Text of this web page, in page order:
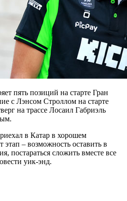
пять позиций на старте Гран
с Лэнсом Строллом на старте
на трассе Лосаил Габриэль
в Катар в хорошем
этап – возможность оставить в
постараться сложить вместе все
уик-энд.